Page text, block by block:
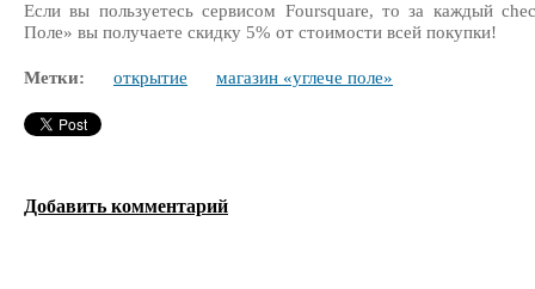
Если вы пользуетесь сервисом Foursquare, то за каждый
Поле» вы получаете скидку 5% от стоимости всей покупки!
Метки: открытие магазин «углече поле»
Добавить комментарий